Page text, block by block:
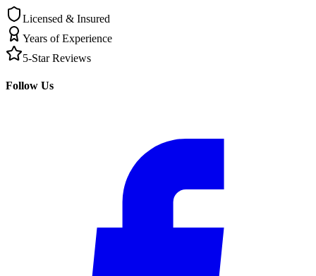
Licensed & Insured
Years of Experience
5-Star Reviews
Follow Us